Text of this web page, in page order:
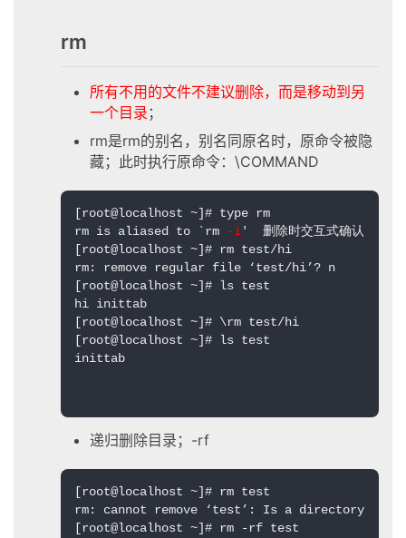
rm
所有不用的文件不建议删除，而是移动到另
一个目录 ；
rm是rm的别名，别名同原名时，原命令被隐
藏；此时执行原命令：\COMMAND
[root@localhost ~]# type rm
rm is aliased to `rm
-i'  删除时交互式确认
[root@localhost ~]# rm test/hi
rm: remove regular file ‘test/hi’? n
[root@localhost ~]# ls test
hi inittab
[root@localhost ~]# \rm test/hi
[root@localhost ~]# ls test
inittab
递归删除目录；-rf
[root@localhost ~]# rm test
rm: cannot remove ‘test’: Is a directory
[root@localhost ~]# rm -rf test